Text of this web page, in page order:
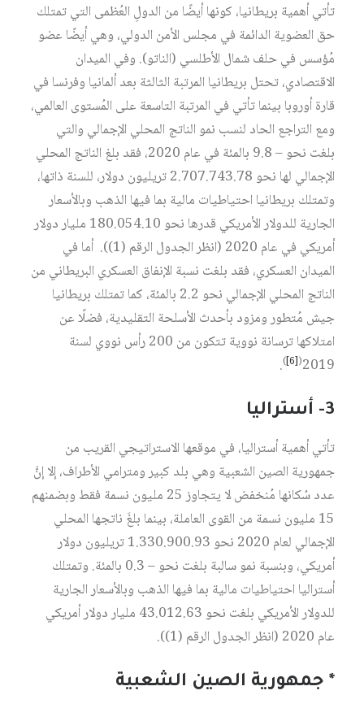
تأتي أهمية بريطانيا، كونها أيضًا من الدولِ العُظمى التي تمتلك
حق العضوية الدائمة في مجلس الأمن الدولي، وهي أيضًا عضو
مُؤسس في حلف شمال الأطلسي (الناتو). وفي الميدان
الاقتصادي، تحتل بريطانيا المرتبة الثالثة بعد ألمانيا وفرنسا في
قارة أوروبا بينما تأتي في المرتبة التاسعة على المُستوى العالمي،
ومع التراجع الحاد لنسب نمو الناتج المحلي الإجمالي والتي
بلغت نحو – 9.8 بالمئة في عام 2020، فقد بلغ الناتج المحلي
الإجمالي لها نحو 2.707.743.78 تريليون دولار، للسنة ذاتها،
وتمتلك بريطانيا احتياطيات مالية بما فيها الذهب وبالأسعار
الجارية للدولار الأمريكي قدرها نحو 180.054.10 مليار دولار
أمريكي في عام 2020 (انظر الجدول الرقم (1)). أما في
الميدان العسكري، فقد بلغت نسبة الإنفاق العسكري البريطاني من
الناتج المحلي الإجمالي نحو 2.2 بالمئة، كما تمتلك بريطانيا
جيش مُتطور ومزود بأحدث الأسلحة التقليدية، فضلًا عن
امتلاكها ترسانة نووية تتكون من 200 رأس نووي لسنة
2019
(
[6]
)
.
3- أستراليا
تأتي أهمية أستراليا، في موقعها الاستراتيجي القريب من
جمهورية الصين الشعبية وهي بلد كبير ومترامي الأطراف، إلا إنَّ
عدد سُكانها مُنخفض لا يتجاوز 25 مليون نسمة فقط وبضمنهم
15 مليون نسمة من القوى العاملة، بينما بلغَ ناتجها المحلي
الإجمالي لعام 2020 نحو 1.330.900.93 تريليون دولار
أمريكي، وبنسبة نمو سالبة بلغت نحو – 0.3 بالمئة. وتمتلك
أستراليا احتياطيات مالية بما فيها الذهب وبالأسعار الجارية
للدولار الأمريكي بلغت نحو 43.012.63 مليار دولار أمريكي
عام 2020 (انظر الجدول الرقم (1)).
* جمهورية الصين الشعبية